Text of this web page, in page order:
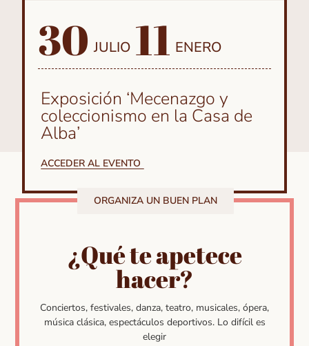
30 JULIO 11 ENERO
Exposición ‘Mecenazgo y
coleccionismo en la Casa de
Alba’
ACCEDER AL EVENTO
ORGANIZA UN BUEN PLAN
¿Qué te apetece
hacer?
Conciertos, festivales, danza, teatro, musicales, ópera,
música clásica, espectáculos deportivos. Lo difícil es
elegir